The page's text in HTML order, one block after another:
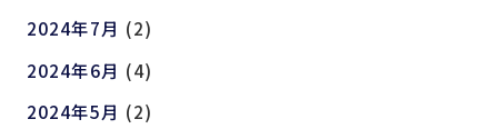
2024年7月 (2)
2024年6月 (4)
2024年5月 (2)